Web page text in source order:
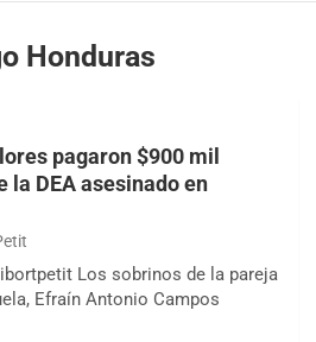
Honduras
pagaron $900 mil
la DEA asesinado en
Los sobrinos de la pareja
Efraín Antonio Campos